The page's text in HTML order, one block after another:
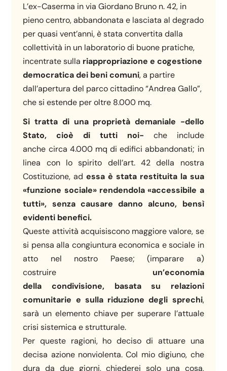
L’ex-Caserma in via Giordano Bruno n. 42, in
pieno centro, abbandonata e lasciata al degrado
per quasi vent’anni, è stata convertita dalla
collettività in un laboratorio di buone pratiche,
incentrate sulla riappropriazione e cogestione
democratica dei beni comuni, a partire
dall’apertura del parco cittadino “Andrea Gallo”,
che si estende per oltre 8.000 mq.
Si tratta di una proprietà demaniale -dello
Stato, cioè di tutti noi- che include
anche circa 4.000 mq di edifici abbandonati; in
linea con lo spirito dell’art. 42 della nostra
Costituzione, adessa è stata restituita la sua
«funzione sociale» rendendola «accessibile a
tutti», senza causare danno alcuno, bensì
evidenti benefici.
Queste attività acquisiscono maggiore valore, se
si pensa alla congiuntura economica e sociale in
atto nel nostro Paese; (imparare a)
costruire un’economia
della condivisione, basata su relazioni
comunitarie e sulla riduzione degli sprechi,
sarà un elemento chiave per superare l’attuale
crisi sistemica e strutturale.
Per queste ragioni, ho deciso di attuare una
decisa azione nonviolenta. Col mio digiuno, che
dura da due giorni, chiederei solo una cosa,